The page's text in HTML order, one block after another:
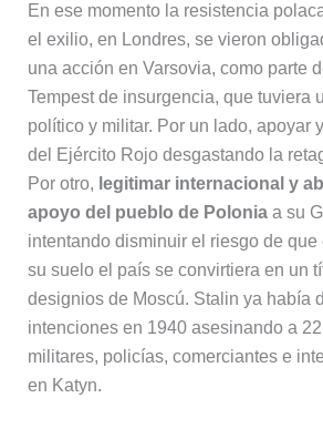
En ese momento la resistencia
el exilio, en Londres, se vieron
una acción en Varsovia, como parte
Tempest de insurgencia, que tuviera
político y militar. Por un lado, apoyar
del Ejército Rojo desgastando la
Por otro, legitimar internacional y
apoyo del pueblo de Poloniaa su
intentando disminuir el riesgo de que
su suelo el país se convirtiera en un
designios de Moscú. Stalin ya había
intenciones en 1940 asesinando a
militares, policías, comerciantes e
en Katyn.